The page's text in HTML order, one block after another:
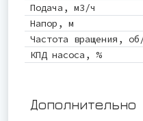
Подача, м3/ч
Напор, м
Частота вращения,
КПД насоса, %
Дополнительно